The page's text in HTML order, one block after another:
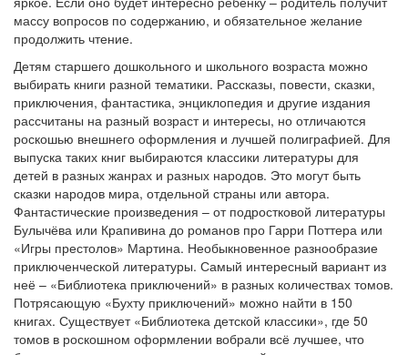
массу вопросов по содержанию, и обязательное желание
продолжить чтение.
Детям старшего дошкольного и школьного возраста можно
выбирать книги разной тематики. Рассказы, повести, сказки,
приключения, фантастика, энциклопедия и другие издания
рассчитаны на разный возраст и интересы, но отличаются
роскошью внешнего оформления и лучшей полиграфией. Для
выпуска таких книг выбираются классики литературы для
детей в разных жанрах и разных народов. Это могут быть
сказки народов мира, отдельной страны или автора.
Фантастические произведения – от подростковой литературы
Булычёва или Крапивина до романов про Гарри Поттера или
«Игры престолов» Мартина. Необыкновенное разнообразие
приключенческой литературы. Самый интересный вариант из
неё – «Библиотека приключений» в разных количествах томов.
Потрясающую «Бухту приключений» можно найти в 150
книгах. Существует «Библиотека детской классики», где 50
томов в роскошном оформлении вобрали всё лучшее, что